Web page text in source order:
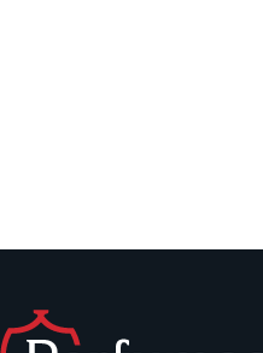
Herrera,La vida es bella de
desees y comenzar a